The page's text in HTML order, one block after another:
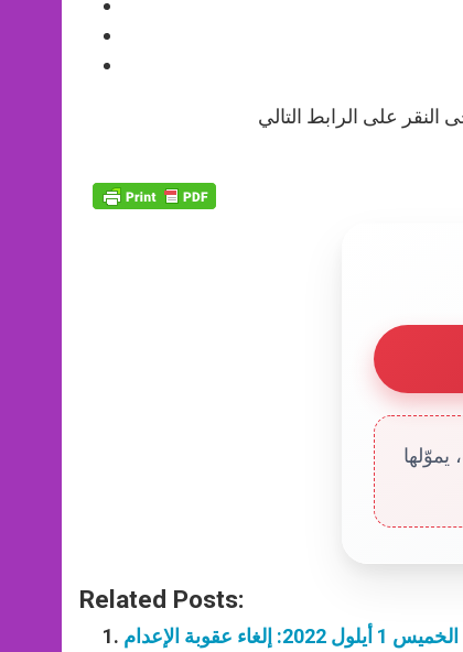
النقر على الرابط التالي
Related Posts:
عقوبة الإعدام